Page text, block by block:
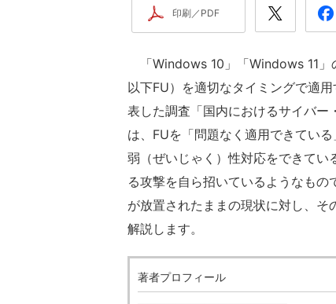
印刷／PDF
「Windows 10」「Windows 11」
以下FU）を適切なタイミングで適
表した調査「国内におけるサイバー
は、FUを「問題なく適用できてい
弱（ぜいじゃく）性対応をできてい
る攻撃を自ら招いているようなも
が放置されたままの現状に対し、
解説します。
著者プロフィール